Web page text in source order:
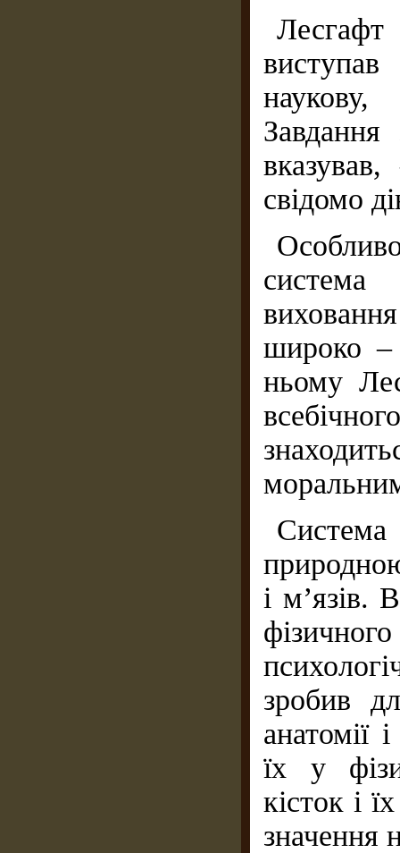
Завдання
свідомо
система
широко –
ньому
і м’язів.
зробив
анатомії
їх у
кісток і
значення